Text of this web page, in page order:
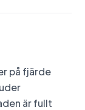
på fjärde
är fullt